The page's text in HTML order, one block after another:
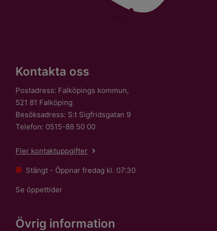
Kontakta oss
Postadress: Falköpings kommun,
521 81 Falköping
Besöksadress: S:t Sigfridsgatan 9
Telefon: 0515-88 50 00
Fler kontaktuppgifter
Stängt - Öppnar fredag kl. 07:30
Se öppettider
Övrig information